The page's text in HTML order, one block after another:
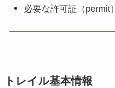
必要な許可証（permit）
トレイル基本情報